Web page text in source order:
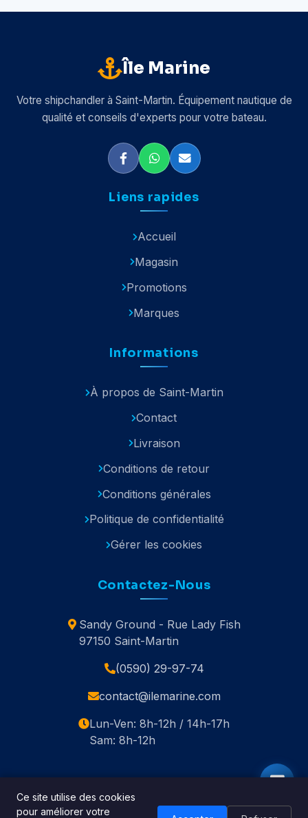
Île Marine
Votre shipchandler à Saint-Martin. Équipement nautique de
qualité et conseils d'experts pour votre bateau.
Liens rapides
Accueil
Magasin
Promotions
Marques
Informations
À propos de Saint-Martin
Contact
Livraison
Conditions de retour
Conditions générales
Politique de confidentialité
Gérer les cookies
Contactez-Nous
Sandy Ground - Rue Lady Fish
97150 Saint-Martin
(0590) 29-97-74
contact@ilemarine.com
Lun-Ven: 8h-12h / 14h-17h
Sam: 8h-12h
Ce site utilise des cookies
pour améliorer votre